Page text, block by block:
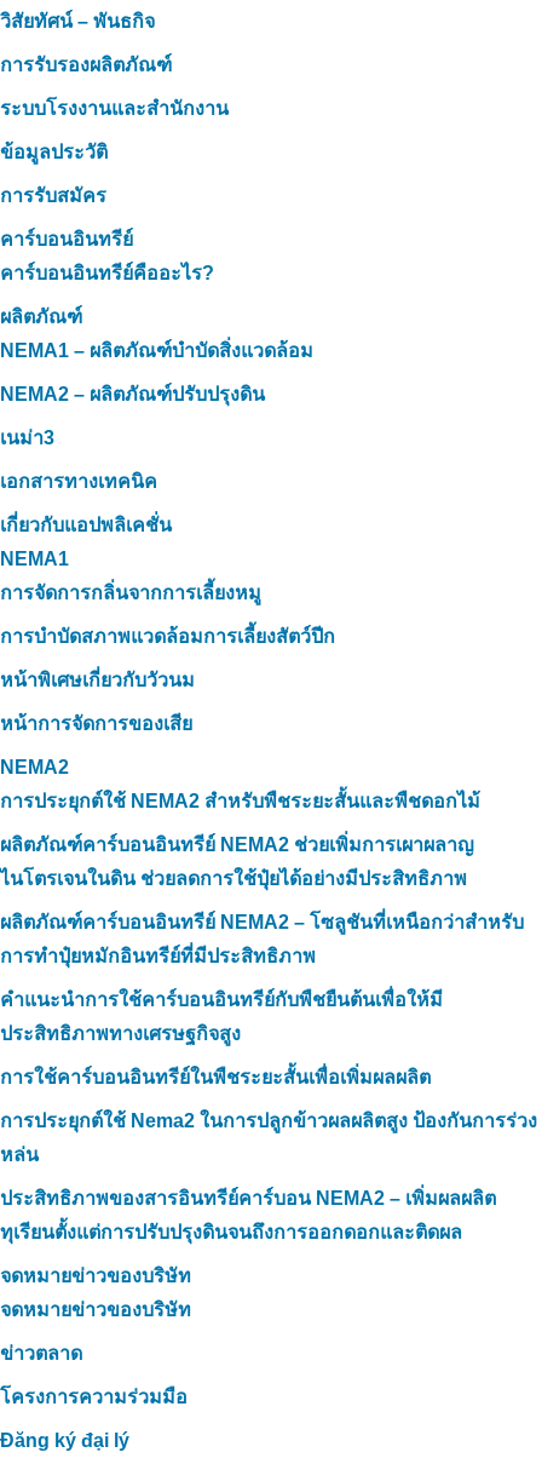
วิสัยทัศน์ – พันธกิจ
การรับรองผลิตภัณฑ์
ระบบโรงงานและสำนักงาน
ข้อมูลประวัติ
การรับสมัคร
คาร์บอนอินทรีย์
คาร์บอนอินทรีย์คืออะไร?
ผลิตภัณฑ์
NEMA1 – ผลิตภัณฑ์บำบัดสิ่งแวดล้อม
NEMA2 – ผลิตภัณฑ์ปรับปรุงดิน
เนม่า3
เอกสารทางเทคนิค
เกี่ยวกับแอปพลิเคชั่น
NEMA1
การจัดการกลิ่นจากการเลี้ยงหมู
การบำบัดสภาพแวดล้อมการเลี้ยงสัตว์ปีก
หน้าพิเศษเกี่ยวกับวัวนม
หน้าการจัดการของเสีย
NEMA2
การประยุกต์ใช้ NEMA2 สำหรับพืชระยะสั้นและพืชดอกไม้
ผลิตภัณฑ์คาร์บอนอินทรีย์ NEMA2 ช่วยเพิ่มการเผาผลาญ
ไนโตรเจนในดิน ช่วยลดการใช้ปุ๋ยได้อย่างมีประสิทธิภาพ
ผลิตภัณฑ์คาร์บอนอินทรีย์ NEMA2 – โซลูชันที่เหนือกว่าสำหรับ
การทำปุ๋ยหมักอินทรีย์ที่มีประสิทธิภาพ
คำแนะนำการใช้คาร์บอนอินทรีย์กับพืชยืนต้นเพื่อให้มี
ประสิทธิภาพทางเศรษฐกิจสูง
การใช้คาร์บอนอินทรีย์ในพืชระยะสั้นเพื่อเพิ่มผลผลิต
การประยุกต์ใช้ Nema2 ในการปลูกข้าวผลผลิตสูง ป้องกันการร่วง
หล่น
ประสิทธิภาพของสารอินทรีย์คาร์บอน NEMA2 – เพิ่มผลผลิต
ทุเรียนตั้งแต่การปรับปรุงดินจนถึงการออกดอกและติดผล
จดหมายข่าวของบริษัท
จดหมายข่าวของบริษัท
ข่าวตลาด
โครงการความร่วมมือ
Đăng ký đại lý